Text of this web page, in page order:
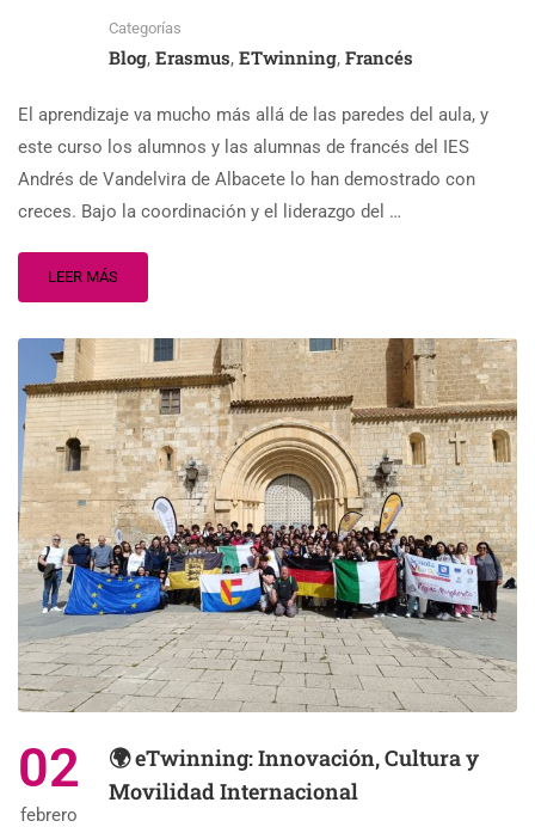
Categorías
Blog, Erasmus, ETwinning, Francés
El aprendizaje va mucho más allá de las paredes del aula, y
este curso los alumnos y las alumnas de francés del IES
Andrés de Vandelvira de Albacete lo han demostrado con
creces. Bajo la coordinación y el liderazgo del …
LEER MÁS
02
febrero
🌍 eTwinning: Innovación, Cultura y
Movilidad Internacional